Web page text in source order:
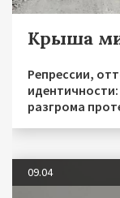
Крыша
Репрессии,
разгрома
09.04